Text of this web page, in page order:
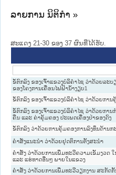
ລາຍການ ນິຕິກໍາ »
ສະແດງ 21-30 ຂອງ 37 ຜົນທີ່ໄດ້ຮັບ.
ຂໍ້ຕົກລົງ ຂອງເຈົ້າແຂວງບໍລິຄໍາໄຊ ວ່າດ້ວຍລະ
ຂອງໂຄງການເຄື່ອນໄຟຟ້ານໍ້າງຽບ1
ຂໍ້ຕົກລົງ ຂອງເຈົ້າແຂວງບໍລິຄໍາໄຊ ວ່າດ້ວຍກາ
ຂໍ້ຕົກລົງ ຂອງເຈົ້າແຂວງບໍລິຄໍາໄຊ ວ່າດ້ວຍກາ
ຄືນ ແລະ ຄ່າຄຸ້ມຄອງ ປະເພດເຄື່ອງປ່າຂອງດົງ
ຂໍ້ຕົກລົງ ວ່າດ້ວຍການຄຸ້ມຄອງການລົງທຶນດ້ານກ
ຄຳສັ່ງແນະນຳ ວ່າດ້ວຍຢຸດຕິການຕັ້ງສະນຳ
ຄຳສັ່ງ ວ່າດ້ວຍການເພີ່ມທະວີຄວາມເຂັ້ມງວດ
ແລະ ແຮ່ທາດອື່ນໆ ພາຍໃນແຂວງ
ຄຳສັ່ງ ວ່າດ້ວຍການເພີ່ມທະວີວຽກງານ ສະກັດ